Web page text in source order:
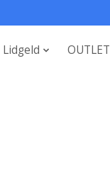
Lidgeld OUTLET